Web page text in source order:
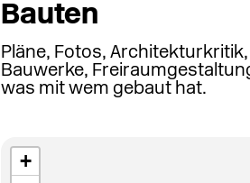
Bauten
Pläne, Fotos,
Bauwerke,
was mit wem gebaut hat.
+